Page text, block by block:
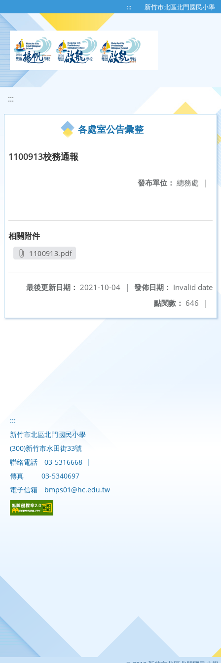
::: 新竹市北區北門國民小學
:::
各處室公告彙整
1100913校務通報
發布單位： 總務處 |
相關附件
1100913.pdf
發佈日期： Invalid date
最後更新日期： 2021-10-04
|
點閱數： 646 |
:::
新竹市北區北門國民小學
(300)新竹市水田街33號
聯絡電話
03-5316668 |
傳真
03-5340697
電子信箱
bmps01@hc.edu.tw